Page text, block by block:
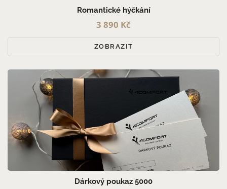
Romantické hýčkání
3 890 Kč
ZOBRAZIT
Dárkový poukaz 5000